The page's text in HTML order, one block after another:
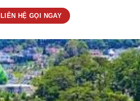
LIÊN HỆ GỌI NGAY